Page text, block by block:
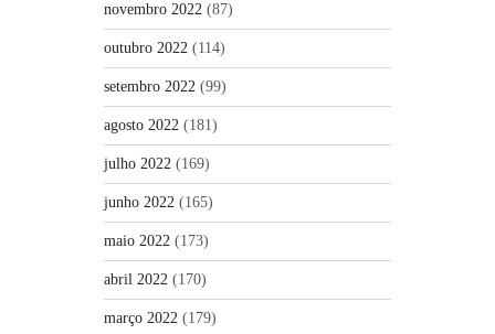
novembro 2022 (87)
outubro 2022 (114)
setembro 2022 (99)
agosto 2022 (181)
julho 2022 (169)
junho 2022 (165)
maio 2022 (173)
abril 2022 (170)
março 2022 (179)